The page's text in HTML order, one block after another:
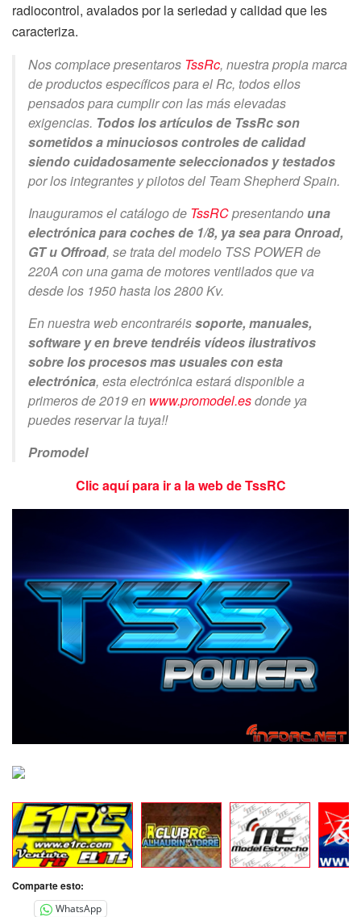
radiocontrol, avalados por la seriedad y calidad que les
caracteriza.
Nos complace presentaros TssRc, nuestra propia marca
de productos específicos para el Rc, todos ellos
pensados para cumplir con las más elevadas
exigencias. Todos los artículos de TssRc son
sometidos a minuciosos controles de calidad
siendo cuidadosamente seleccionados y testados
por los integrantes y pilotos del Team Shepherd Spain.
Inauguramos el catálogo de TssRCpresentando una
electrónica para coches de 1/8, ya sea para Onroad,
GT u Offroad, se trata del modelo TSS POWER de
220A con una gama de motores ventilados que va
desde los 1950 hasta los 2800 Kv.
En nuestra web encontraréissoporte, manuales,
software y en breve tendréis vídeos ilustrativos
sobre los procesos mas usuales con esta
electrónica, esta electrónica estará disponible a
primeros de 2019 en www.promodel.esdonde ya
puedes reservar la tuya!!
Promodel
Clic aquí para ir a la web de TssRC
Comparte esto:
WhatsApp